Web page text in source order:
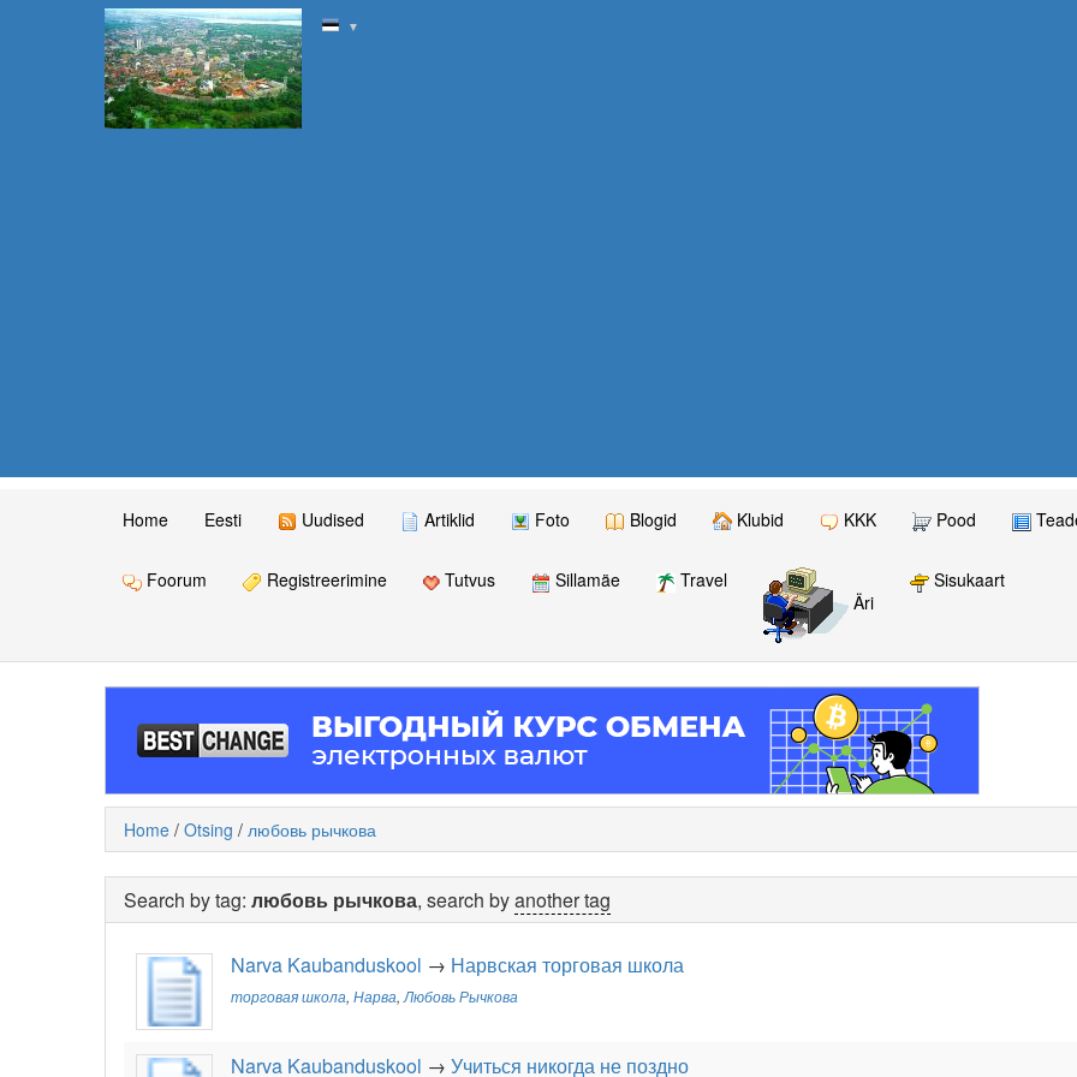
▼
Home Eesti Uudised Artiklid Foto Blogid Klubid KKK Pood
Foorum Registreerimine Tutvus Sillamäe
Travel
Äri
Sisukaart
Home / Otsing / любовь рычкова
Search by tag: любовь рычкова, search byanother tag
Narva Kaubanduskool → Нарвская торговая школа
торговая школа, Нарва,Любовь Рычкова
Narva Kaubanduskool → Учиться никогда не поздно